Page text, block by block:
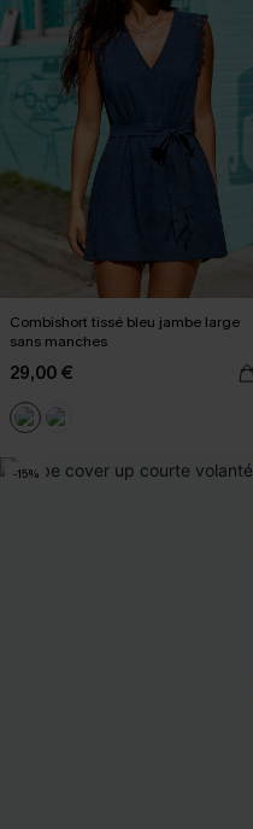
Combishort tissé bleu jambe large
sans manches
29,00 €
-15%